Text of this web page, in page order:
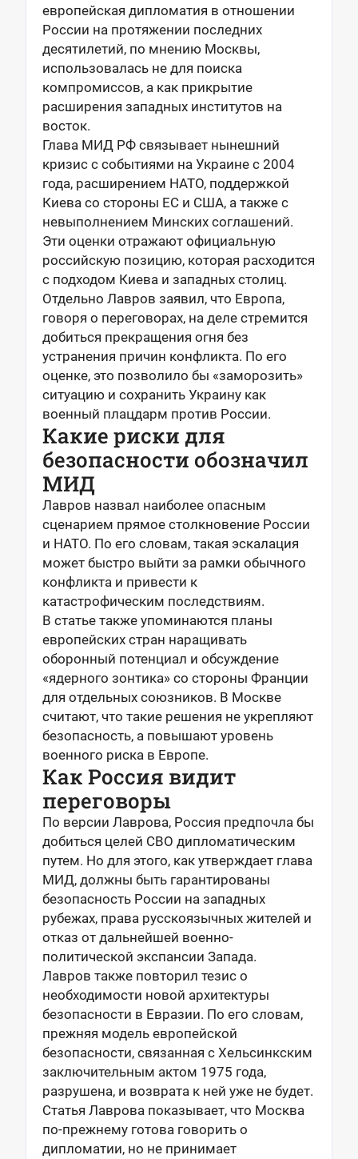
европейская дипломатия в отношении
России на протяжении последних
десятилетий, по мнению Москвы,
использовалась не для поиска
компромиссов, а как прикрытие
расширения западных институтов на
восток.
Глава МИД РФ связывает нынешний
кризис с событиями на Украине с 2004
года, расширением НАТО, поддержкой
Киева со стороны ЕС и США, а также с
невыполнением Минских соглашений.
Эти оценки отражают официальную
российскую позицию, которая расходится
с подходом Киева и западных столиц.
Отдельно Лавров заявил, что Европа,
говоря о переговорах, на деле стремится
добиться прекращения огня без
устранения причин конфликта. По его
оценке, это позволило бы «заморозить»
ситуацию и сохранить Украину как
военный плацдарм против России.
Какие риски для
безопасности обозначил
МИД
Лавров назвал наиболее опасным
сценарием прямое столкновение России
и НАТО. По его словам, такая эскалация
может быстро выйти за рамки обычного
конфликта и привести к
катастрофическим последствиям.
В статье также упоминаются планы
европейских стран наращивать
оборонный потенциал и обсуждение
«ядерного зонтика» со стороны Франции
для отдельных союзников. В Москве
считают, что такие решения не укрепляют
безопасность, а повышают уровень
военного риска в Европе.
Как Россия видит
переговоры
По версии Лаврова, Россия предпочла бы
добиться целей СВО дипломатическим
путем. Но для этого, как утверждает глава
МИД, должны быть гарантированы
безопасность России на западных
рубежах, права русскоязычных жителей и
отказ от дальнейшей военно-
политической экспансии Запада.
Лавров также повторил тезис о
необходимости новой архитектуры
безопасности в Евразии. По его словам,
прежняя модель европейской
безопасности, связанная с Хельсинкским
заключительным актом 1975 года,
разрушена, и возврата к ней уже не будет.
Статья Лаврова показывает, что Москва
по-прежнему готова говорить о
дипломатии, но не принимает